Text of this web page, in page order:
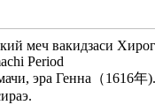
меч вакидзаси
Period
эра Генна（1616年